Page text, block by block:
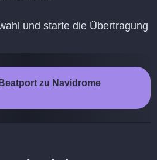
und starte die Übertragung
zu Navidrome